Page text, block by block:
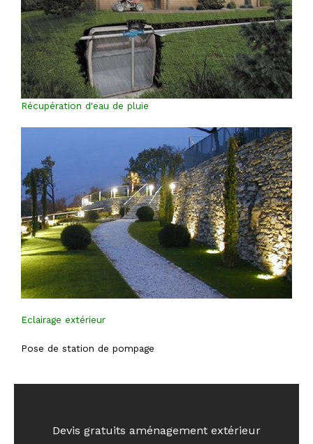
Récupération d'eau de pluie
Eclairage extérieur
Pose de station de pompage
Devis gratuits aménagement extérieur